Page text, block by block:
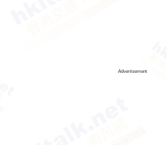
Advertisement